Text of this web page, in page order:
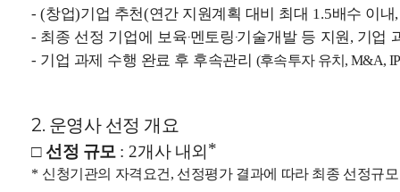
- (창업)기업 추천(연간 지원계획 대비 최대 1.5배수 이내
- 최종 선정 기업에 보육‧멘토링‧기술개발 등 지원, 기업
- 기업 과제 수행 완료 후 후속관리 (후속투자 유치, M&A,
2. 운영사 선정 개요
□선정 규모 : 2개사 내외*
* 신청기관의 자격요건, 선정평가 결과에 따라 최종 선정규